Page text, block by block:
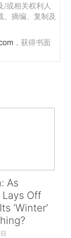
/或相关权利人
、摘编、复制及
，获得书面
As
Off
‘Winter’